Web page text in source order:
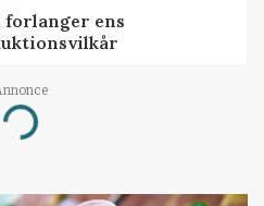
ens
Loading...